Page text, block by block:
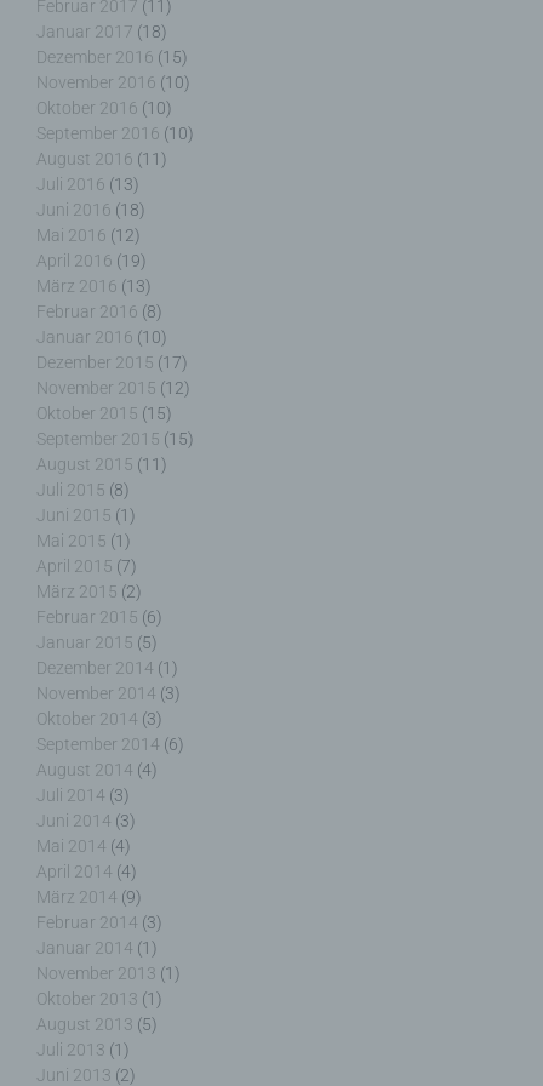
Februar 2017 (11)
Januar 2017 (18)
Dezember 2016 (15)
November 2016 (10)
Oktober 2016 (10)
September 2016 (10)
August 2016 (11)
Juli 2016 (13)
Juni 2016 (18)
Mai 2016 (12)
April 2016 (19)
März 2016 (13)
Februar 2016 (8)
Januar 2016 (10)
Dezember 2015 (17)
November 2015 (12)
Oktober 2015 (15)
September 2015 (15)
August 2015 (11)
Juli 2015 (8)
Juni 2015 (1)
Mai 2015 (1)
April 2015 (7)
März 2015 (2)
Februar 2015 (6)
Januar 2015 (5)
Dezember 2014 (1)
November 2014 (3)
Oktober 2014 (3)
September 2014 (6)
August 2014 (4)
Juli 2014 (3)
Juni 2014 (3)
Mai 2014 (4)
April 2014 (4)
März 2014 (9)
Februar 2014 (3)
Januar 2014 (1)
November 2013 (1)
Oktober 2013 (1)
August 2013 (5)
Juli 2013 (1)
Juni 2013 (2)
Ortswechsel dieser natürlichen Person zu
analysieren oder vorherzusagen.
f) Pseudonymisierung
Pseudonymisierung ist die Verarbeitung
personenbezogener Daten in einer Weise, auf
welche die personenbezogenen Daten ohne
Hinzuziehung zusätzlicher Informationen nicht
mehr einer spezifischen betroffenen Person
zugeordnet werden können, sofern diese
zusätzlichen Informationen gesondert aufbewahrt
werden und technischen und organisatorischen
Maßnahmen unterliegen, die gewährleisten, dass
die personenbezogenen Daten nicht einer
identifizierten oder identifizierbaren natürlichen
Person zugewiesen werden.
g) Verantwortlicher oder für die Verarbeitung
Verantwortlicher
Verantwortlicher oder für die Verarbeitung
Verantwortlicher ist die natürliche oder juristische
Person, Behörde, Einrichtung oder andere Stelle,
die allein oder gemeinsam mit anderen über die
Zwecke und Mittel der Verarbeitung von
personenbezogenen Daten entscheidet. Sind die
Zwecke und Mittel dieser Verarbeitung durch das
Unionsrecht oder das Recht der Mitgliedstaaten
vorgegeben, so kann der Verantwortliche
beziehungsweise können die bestimmten Kriterien
seiner Benennung nach dem Unionsrecht oder
dem Recht der Mitgliedstaaten vorgesehen
werden.